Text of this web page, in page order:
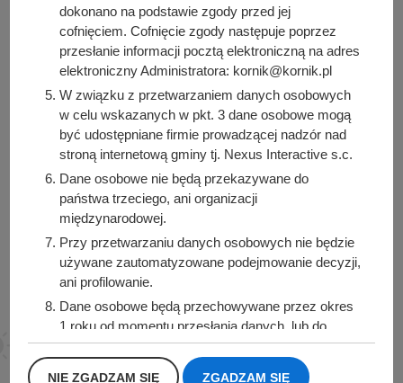
Urząd Miasta i Gminy Kórnik
pl. Niepodległości 1
62-035 Kórnik
Sprawdź także
Śledź nas na
Facebook Instagram
dokonano na podstawie zgody przed jej
cofnięciem. Cofnięcie zgody następuje poprzez
przesłanie informacji pocztą elektroniczną na adres
elektroniczny Administratora: kornik@kornik.pl
W związku z przetwarzaniem danych osobowych
w celu wskazanych w pkt. 3 dane osobowe mogą
być udostępniane firmie prowadzącej nadzór nad
stroną internetową gminy tj. Nexus Interactive s.c.
Dane osobowe nie będą przekazywane do
państwa trzeciego, ani organizacji
międzynarodowej.
Przy przetwarzaniu danych osobowych nie będzie
używane zautomatyzowane podejmowanie decyzji,
ani profilowanie.
Dane osobowe będą przechowywane przez okres
1 roku od momentu przesłania danych, lub do
momentu wycofania udzielonej zgody.
Posiadacie Państwo prawo do żądania od
NIE ZGADZAM SIĘ ZGADZAM SIĘ